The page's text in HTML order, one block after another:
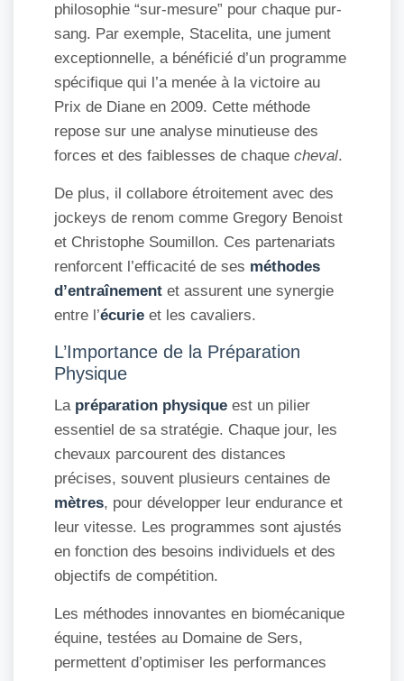
philosophie “sur-mesure” pour chaque pur-
sang. Par exemple, Stacelita, une jument
exceptionnelle, a bénéficié d’un programme
spécifique qui l’a menée à la victoire au
Prix de Diane en 2009. Cette méthode
repose sur une analyse minutieuse des
forces et des faiblesses de chaque cheval.
De plus, il collabore étroitement avec des
jockeys de renom comme Gregory Benoist
et Christophe Soumillon. Ces partenariats
renforcent l’efficacité de ses méthodes
d’entraînement et assurent une synergie
entre l’écurie et les cavaliers.
L’Importance de la Préparation
Physique
La préparation physique est un pilier
essentiel de sa stratégie. Chaque jour, les
chevaux parcourent des distances
précises, souvent plusieurs centaines de
mètres, pour développer leur endurance et
leur vitesse. Les programmes sont ajustés
en fonction des besoins individuels et des
objectifs de compétition.
Les méthodes innovantes en biomécanique
équine, testées au Domaine de Sers,
permettent d’optimiser les performances